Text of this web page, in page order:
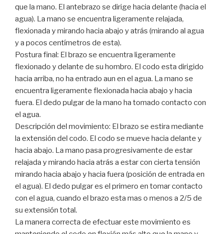
que la mano. El antebrazo se dirige hacia delante (hacia el
agua). La mano se encuentra ligeramente relajada,
flexionada y mirando hacia abajo y atrás (mirando al agua
y a pocos centímetros de esta).
Postura final: El brazo se encuentra ligeramente
flexionado y delante de su hombro. El codo esta dirigido
hacia arriba, no ha entrado aun en el agua. La mano se
encuentra ligeramente flexionada hacia abajo y hacia
fuera. El dedo pulgar de la mano ha tomado contacto con
el agua.
Descripción del movimiento: El brazo se estira mediante
la extensión del codo. El codo se mueve hacia delante y
hacia abajo. La mano pasa progresivamente de estar
relajada y mirando hacia atrás a estar con cierta tensión
mirando hacia abajo y hacia fuera (posición de entrada en
el agua). El dedo pulgar es el primero en tomar contacto
con el agua, cuando el brazo esta mas o menos a 2/5 de
su extensión total.
La manera correcta de efectuar este movimiento es